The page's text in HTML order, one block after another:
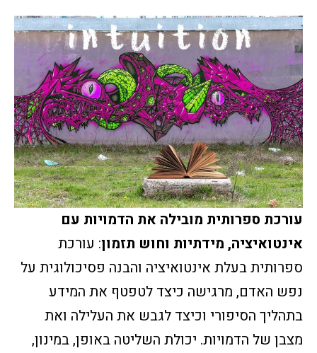
עורכת ספרותית מובילה את הדמויות עם
אינטואיציה, מידתיות וחוש תזמון: עורכת
ספרותית בעלת אינטואיציה והבנה פסיכולוגית על
נפש האדם, מרגישה כיצד לטפטף את המידע
בתהליך הסיפורי וכיצד לגבש את העלילה ואת
מצבן של הדמויות. יכולת השליטה באופן, במינון,